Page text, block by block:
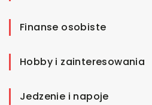
Finanse osobiste
Hobby i zainteresowania
Jedzenie i napoje